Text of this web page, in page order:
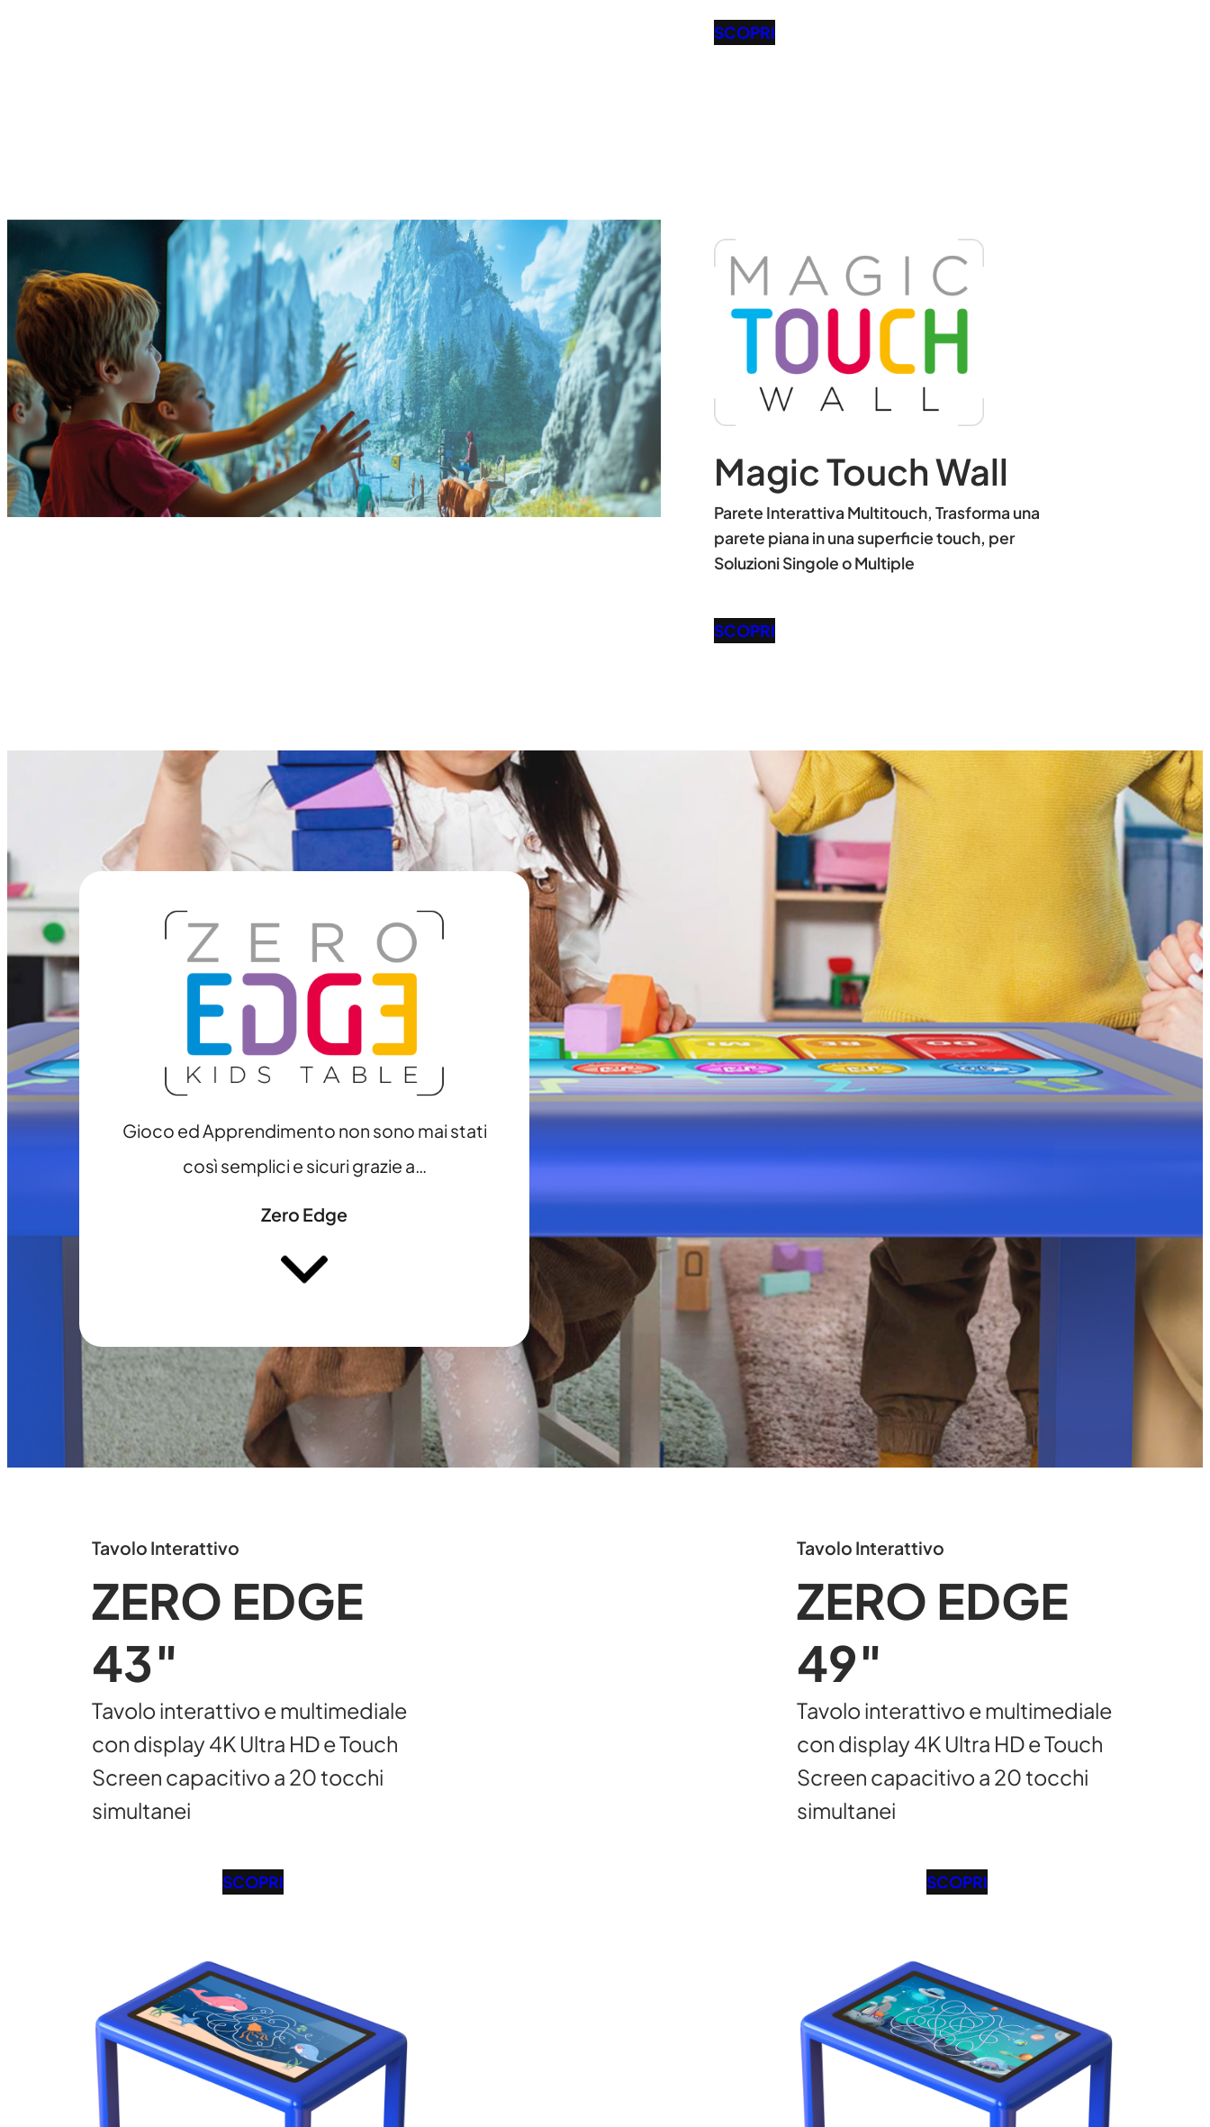
SCOPRI
Magic Touch Wall
Parete Interattiva Multitouch, Trasforma una
parete piana in una superficie touch, per
Soluzioni Singole o Multiple
SCOPRI
Gioco ed Apprendimento non sono mai stati
così semplici e sicuri grazie a…
Zero Edge
Tavolo Interattivo
ZERO EDGE
43″
Tavolo interattivo e multimediale
con display 4K Ultra HD e Touch
Screen capacitivo a 20 tocchi
simultanei
SCOPRI
Tavolo Interattivo
ZERO EDGE
49″
Tavolo interattivo e multimediale
con display 4K Ultra HD e Touch
Screen capacitivo a 20 tocchi
simultanei
SCOPRI